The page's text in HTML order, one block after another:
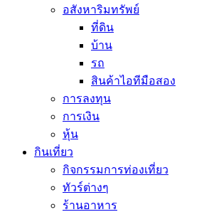
อสังหาริมทรัพย์
ที่ดิน
บ้าน
รถ
สินค้าไอทีมือสอง
การลงทุน
การเงิน
หุ้น
กินเที่ยว
กิจกรรมการท่องเที่ยว
ทัวร์ต่างๆ
ร้านอาหาร